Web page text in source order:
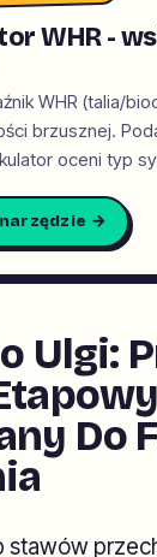
WHR -
WHR (talia/
brzusznej.
oceni typ
→
Ulgi:
Do
stawów